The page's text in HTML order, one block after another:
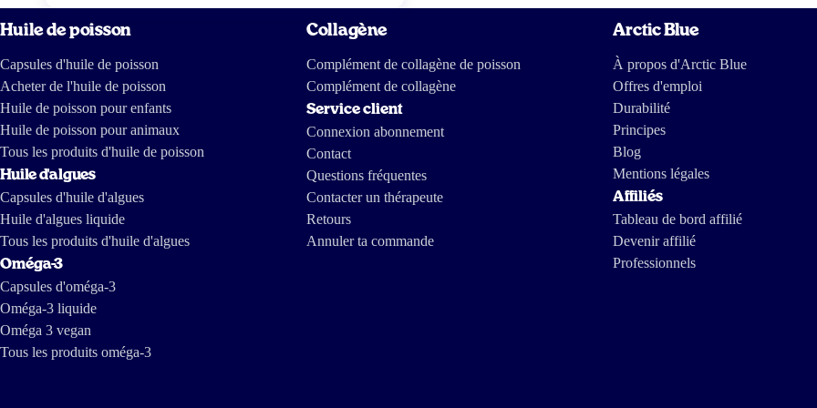
fabriquer 1 capsule d'huile de poisson Nous avons rassemblé dans une infographie les
de sardines entiers ou de poissons des grands fonds, comme cela est souvent décrit de
façon sibylline) et l'huile de poisson norvégienne d'Arctic Blue (fabriquée à partir de
tu es certain à 100 % qu'elle est fabriquée sans surpêche ni effets néfastes pour
l'environnement, les oiseaux marins, les mammifères marins et les populations
l'industrie sud-américaine de l'huile de poisson. Ils en ont tiré le reportage suivant,
https://tv.nrk.no/serie/forbrukerinspektoerene/MDHP11004511/09-11-2011
https://www.dailymotion.com/video/x7mhm7_the-greed-of-feed_news
https://www.youtube.com/watch?v=ZX-9V67mDXc Le dernier est un reportage
réalisé il y a quelques années par des journalistes d'investigation de The International
Consortium of Investigative Journalists and IDL-Reporteros, qui montre comment
l'huile de poisson est fabriquée en Amérique du Sud.
Huile de poisson
Capsules d'huile de poisson
Acheter de l'huile de poisson
Huile de poisson pour enfants
Huile de poisson pour animaux
Tous les produits d'huile de poisson
Huile d'algues
Capsules d'huile d'algues
Huile d'algues liquide
Tous les produits d'huile d'algues
Oméga-3
Capsules d'oméga-3
Oméga-3 liquide
Oméga 3 vegan
Tous les produits oméga-3
Collagène
Complément de collagène de poisson
Complément de collagène
Service client
Connexion abonnement
Contact
Questions fréquentes
Contacter un thérapeute
Retours
Annuler ta commande
Arctic Blue
À propos d'Arctic Blue
Offres d'emploi
Durabilité
Principes
Blog
Mentions légales
Affiliés
Tableau de bord affilié
Devenir affilié
Professionnels